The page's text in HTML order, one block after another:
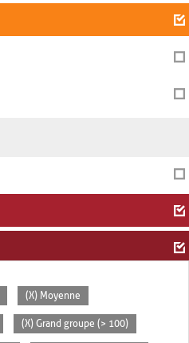
(X) Moyenne
(X) Grand groupe (> 100)